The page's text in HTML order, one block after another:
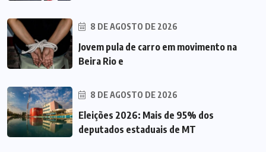
8 DE AGOSTO DE 2026
Jovem pula de carro em movimento na
Beira Rio e
8 DE AGOSTO DE 2026
Eleições 2026: Mais de 95% dos
deputados estaduais de MT